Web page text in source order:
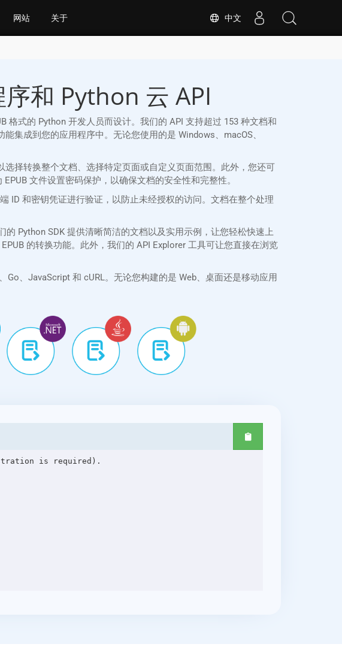
中文
网站 关于
和 Python 云 API
格式的 Python 开发人员而设计。我们的 API 支持超过 153 种文档和
集成到您的应用程序中。无论您使用的是 Windows、macOS、
择转换整个文档、选择特定页面或自定义页面范围。此外，您还可
文件设置密码保护，以确保文档的安全性和完整性。
ID 和密钥凭证进行验证，以防止未经授权的访问。文档在整个处理
Python SDK 提供清晰简洁的文档以及实用示例，让您轻松快速上
的转换功能。此外，我们的 API Explorer 工具可让您直接在浏览
、JavaScript 和 cURL。无论您构建的是 Web、桌面还是移动应用
is required).